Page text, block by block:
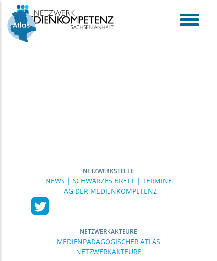
toggle
menu
Skip
content
NETZWERKSTELLE
NEWS | SCHWARZES BRETT | TERMINE
TAG DER MEDIENKOMPETENZ
NETZWERKAKTEURE
MEDIENPÄDAGOGISCHER ATLAS
NETZWERKAKTEURE